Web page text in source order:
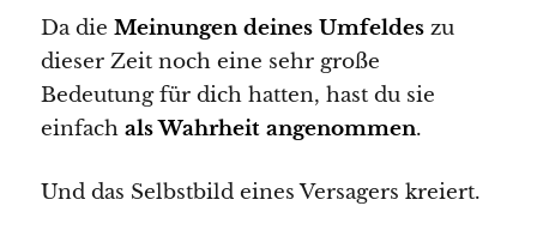
Da die Meinungen deines Umfeldeszu
dieser Zeit noch eine sehr große
Bedeutung für dich hatten, hast du sie
einfach als Wahrheit angenommen.
Und das Selbstbild eines Versagers kreiert.